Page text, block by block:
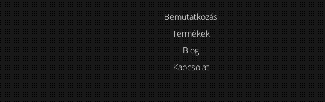
Bemutatkozás
Termékek
Blog
Kapcsolat